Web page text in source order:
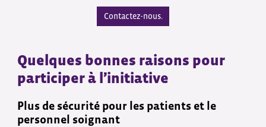
Contactez-nous.
Quelques bonnes raisons pour
participer à l’initiative
Plus de sécurité pour les patients et le
personnel soignant